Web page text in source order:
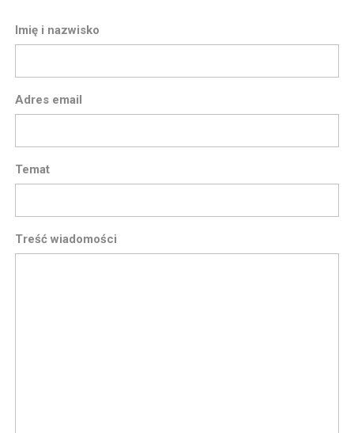
Imię i nazwisko
Adres email
Temat
Treść wiadomości